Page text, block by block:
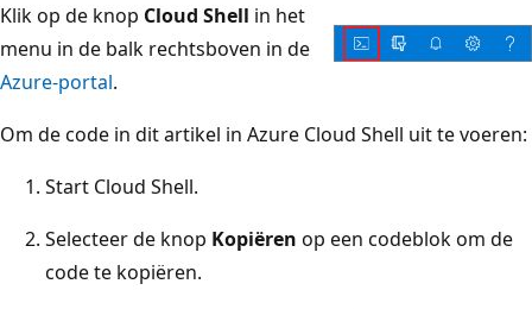
Klik op de knop Cloud Shell in het
menu in de balk rechtsboven in de
Azure-portal.
Om de code in dit artikel in Azure Cloud Shell uit te voeren:
Start Cloud Shell.
Selecteer de knop Kopiëren op een codeblok om de
code te kopiëren.